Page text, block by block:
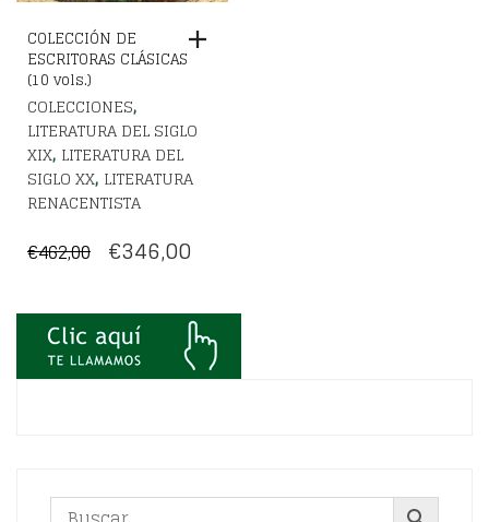
COLECCIÓN DE
ESCRITORAS CLÁSICAS
(10 vols.)
COLECCIONES,
LITERATURA DEL SIGLO
XIX, LITERATURA DEL
SIGLO XX, LITERATURA
RENACENTISTA
€462,00 EL
ORIGINAL
ERA:
€462,00.
€346,00
ACTUAL
ES:
€346,00.